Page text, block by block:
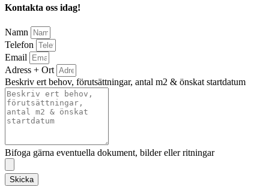
Kontakta oss idag!
Namn
Telefon
Email
Adress + Ort
Beskriv ert behov, förutsättningar, antal m2 & önskat startdatum
Bifoga gärna eventuella dokument, bilder eller ritningar
Skicka